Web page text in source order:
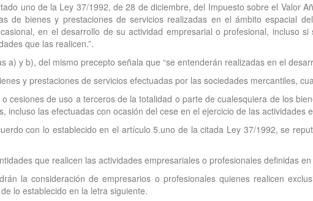
uno de la Ley 37/1992, de 28 de diciembre, del Impuesto sobre el Valor
de bienes y prestaciones de servicios realizadas en el ámbito espacial
en el desarrollo de su actividad empresarial o profesional, incluso
que las realicen.”.
a) y b), del mismo precepto señala que “se entenderán realizadas en el
y prestaciones de servicios efectuadas por las sociedades mercantiles,
cesiones de uso a terceros de la totalidad o parte de cualesquiera de los
incluso las efectuadas con ocasión del cese en el ejercicio de las actividades
con lo establecido en el artículo 5.uno de la citada Ley 37/1992, se
que realicen las actividades empresariales o profesionales definidas
la consideración de empresarios o profesionales quienes realicen
lo establecido en la letra siguiente.